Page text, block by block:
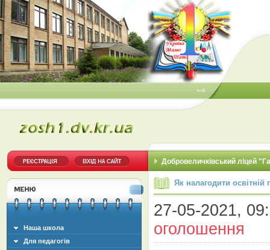
Добровеличківський ліцей
Наша школа
Для педагогів
Як налагодити
27-05-2021,
оголошення